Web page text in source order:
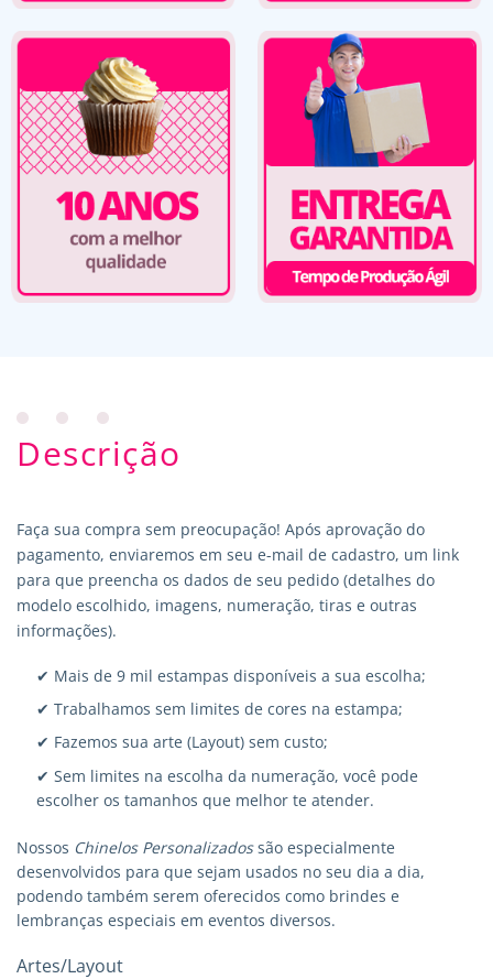
Descrição
Faça sua compra sem preocupação! Após aprovação do
pagamento, enviaremos em seu e-mail de cadastro, um link
para que preencha os dados de seu pedido (detalhes do
modelo escolhido, imagens, numeração, tiras e outras
informações).
✔ Mais de 9 mil estampas disponíveis a sua escolha;
✔ Trabalhamos sem limites de cores na estampa;
✔ Fazemos sua arte (Layout) sem custo;
✔ Sem limites na escolha da numeração, você pode
escolher os tamanhos que melhor te atender.
Nossos Chinelos Personalizadossão especialmente
desenvolvidos para que sejam usados no seu dia a dia,
podendo também serem oferecidos como brindes e
lembranças especiais em eventos diversos.
Artes/Layout